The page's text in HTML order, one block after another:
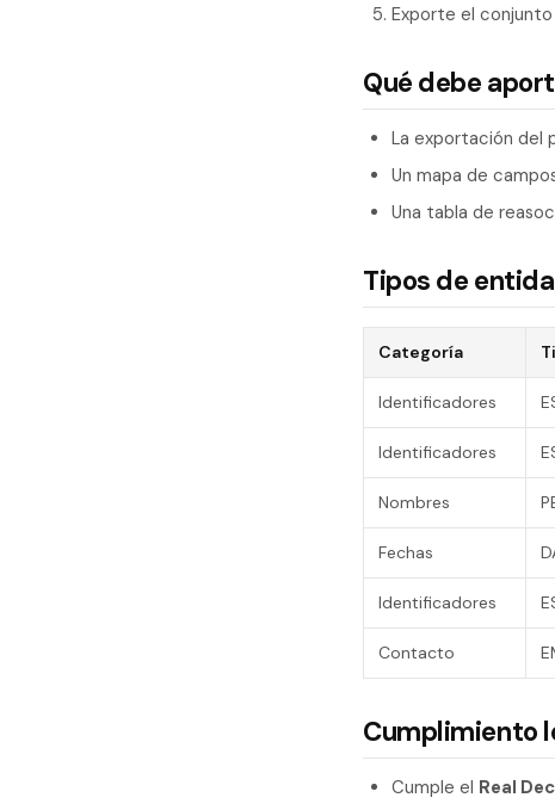
Exporte el
Qué debe
La exportación del
Un mapa de
Una tabla de
Tipos de
Categoría
Identificadores
Identificadores
Nombres
Fechas
Identificadores
Contacto
Cumplimiento
Cumple el Real